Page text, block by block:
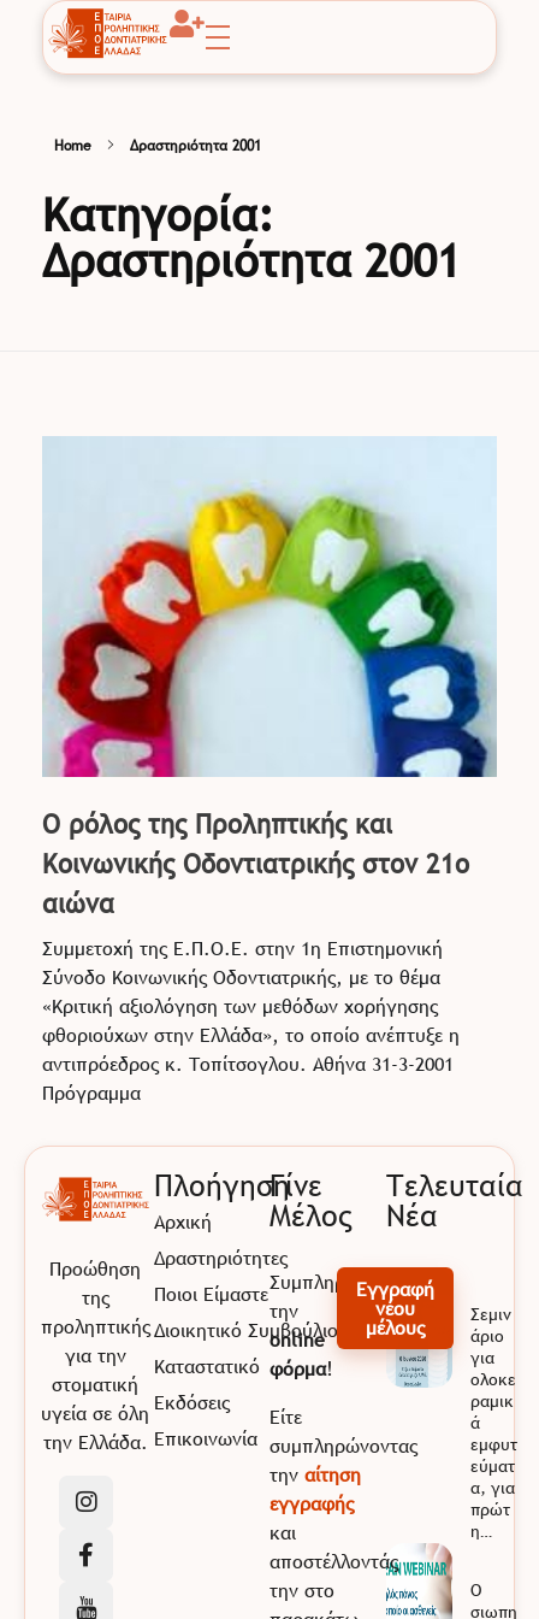
EPOE
Εταιρία Προληπτικής Οδοντιατρικής Ελλάδας
Home Δραστηριότητα 2001
Κατηγορία:
Δραστηριότητα 2001
Ο ρόλος της Προληπτικής και
Κοινωνικής Οδοντιατρικής στον 21ο
αιώνα
Συμμετοχή της Ε.Π.Ο.Ε. στην 1η Επιστημονική
Σύνοδο Κοινωνικής Οδοντιατρικής, με το θέμα
«Κριτική αξιολόγηση των μεθόδων χορήγησης
φθοριούχων στην Ελλάδα», το οποίο ανέπτυξε η
αντιπρόεδρος κ. Τοπίτσογλου. Αθήνα 31-3-2001
Πρόγραμμα
Προώθηση
της
προληπτικής
για την
στοματική
υγεία σε όλη
την Ελλάδα.
Πλοήγηση
Αρχική
Δραστηριότητες
Ποιοι Είμαστε
Διοικητικό Συμβούλιο
Καταστατικό
Εκδόσεις
Επικοινωνία
Τελευταία
Νέα
Σεμιν
άριο
για
ολοκε
ραμικ
ά
εμφυτ
εύματ
α, για
πρώτ
η…
Ο
σιωπη
Γίνε
Μέλος
Συμπληρώνοντας
την
online
φόρμα!
Εγγραφή
νέου
μέλους
Είτε
συμπληρώνοντας
την αίτηση
εγγραφής
και
αποστέλλοντάς
την στο